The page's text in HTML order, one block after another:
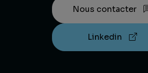
Nous contacter
Linkedin